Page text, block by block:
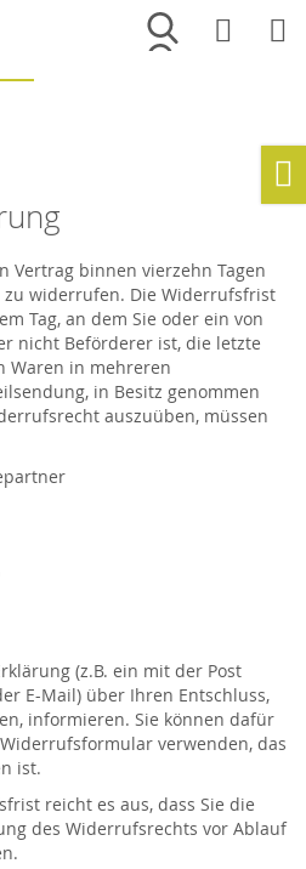
Merkliste
Vertrag binnen vierzehn Tagen
zu widerrufen. Die Widerrufsfrist
Tag, an dem Sie oder ein von
nicht Beförderer ist, die letzte
Waren in mehreren
in Besitz genommen
auszuüben, müssen
(z.B. ein mit der Post
E-Mail) über Ihren Entschluss,
informieren. Sie können dafür
verwenden, das
ist.
reicht es aus, dass Sie die
des Widerrufsrechts vor Ablauf